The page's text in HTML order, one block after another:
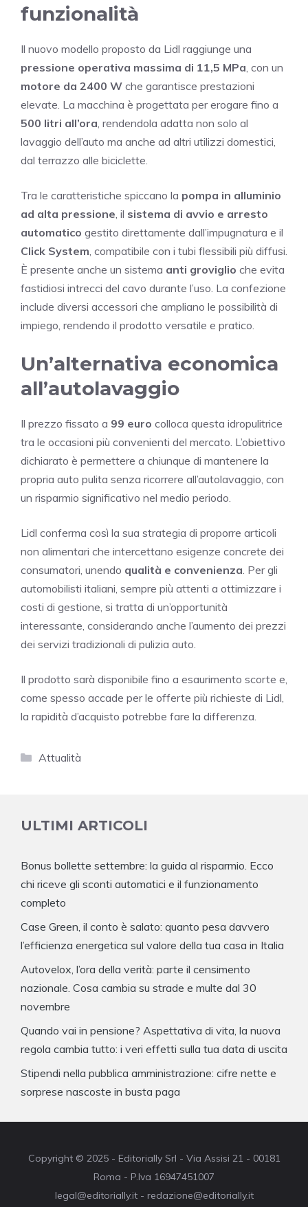
funzionalità
Il nuovo modello proposto da Lidl raggiunge una
pressione operativa massima di 11,5 MPa, con un
motore da 2400 W che garantisce prestazioni
elevate. La macchina è progettata per erogare fino a
500 litri all’ora, rendendola adatta non solo al
lavaggio dell’auto ma anche ad altri utilizzi domestici,
dal terrazzo alle biciclette.
Tra le caratteristiche spiccano la pompa in alluminio
ad alta pressione, il sistema di avvio e arresto
automatico gestito direttamente dall’impugnatura e il
Click System, compatibile con i tubi flessibili più diffusi.
È presente anche un sistema anti groviglio che evita
fastidiosi intrecci del cavo durante l’uso. La confezione
include diversi accessori che ampliano le possibilità di
impiego, rendendo il prodotto versatile e pratico.
Un’alternativa economica
all’autolavaggio
Il prezzo fissato a 99 euro colloca questa idropulitrice
tra le occasioni più convenienti del mercato. L’obiettivo
dichiarato è permettere a chiunque di mantenere la
propria auto pulita senza ricorrere all’autolavaggio, con
un risparmio significativo nel medio periodo.
Lidl conferma così la sua strategia di proporre articoli
non alimentari che intercettano esigenze concrete dei
consumatori, unendo qualità e convenienza. Per gli
automobilisti italiani, sempre più attenti a ottimizzare i
costi di gestione, si tratta di un’opportunità
interessante, considerando anche l’aumento dei prezzi
dei servizi tradizionali di pulizia auto.
Il prodotto sarà disponibile fino a esaurimento scorte e,
come spesso accade per le offerte più richieste di Lidl,
la rapidità d’acquisto potrebbe fare la differenza.
Categorie
Attualità
ULTIMI ARTICOLI
Bonus bollette settembre: la guida al risparmio. Ecco
chi riceve gli sconti automatici e il funzionamento
completo
Case Green, il conto è salato: quanto pesa davvero
l’efficienza energetica sul valore della tua casa in Italia
Autovelox, l’ora della verità: parte il censimento
nazionale. Cosa cambia su strade e multe dal 30
novembre
Quando vai in pensione? Aspettativa di vita, la nuova
regola cambia tutto: i veri effetti sulla tua data di uscita
Stipendi nella pubblica amministrazione: cifre nette e
sorprese nascoste in busta paga
Copyright © 2025 - Editorially Srl - Via Assisi 21 - 00181
Roma - P.Iva 16947451007
legal@editorially.it - redazione@editorially.it